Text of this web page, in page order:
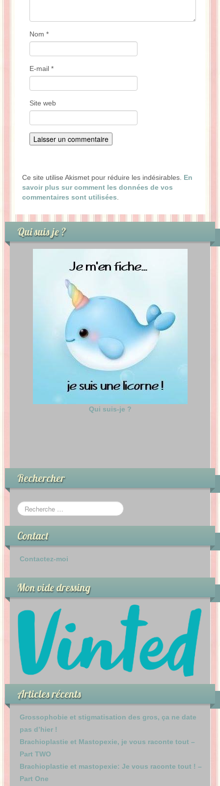
Nom *
E-mail *
Site web
Ce site utilise Akismet pour réduire les indésirables. En
savoir plus sur comment les données de vos
commentaires sont utilisées.
Qui suis je ?
Qui suis-je ?
Rechercher
Contact
Contactez-moi
Mon vide dressing
Articles récents
Grossophobie et stigmatisation des gros, ça ne date
pas d’hier !
Brachioplastie et Mastopexie, je vous raconte tout –
Part TWO
Brachioplastie et mastopexie: Je vous raconte tout ! –
Part One